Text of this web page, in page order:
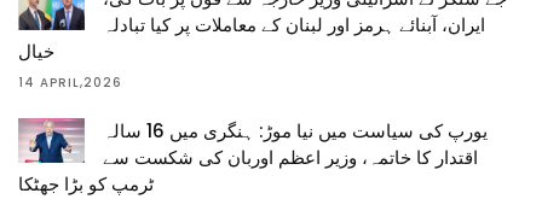
ایران، آبنائے ہرمز اور لبنان کے معاملات پر کیا تبادلہ
خیال
14 APRIL,2026
یورپ کی سیاست میں نیا موڑ: ہنگری میں 16 سالہ
اقتدار کا خاتمہ، وزیر اعظم اوربان کی شکست سے
ٹرمپ کو بڑا جھٹکا